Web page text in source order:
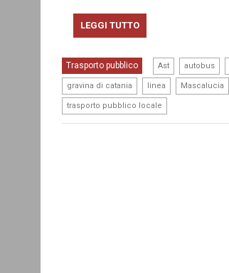
LEGGI TUTTO
Trasporto pubblico Ast autobus
gravina di catania linea Mascalucia
trasporto pubblico locale